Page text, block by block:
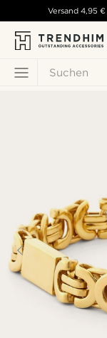
Suchen
Versand 4,95 €